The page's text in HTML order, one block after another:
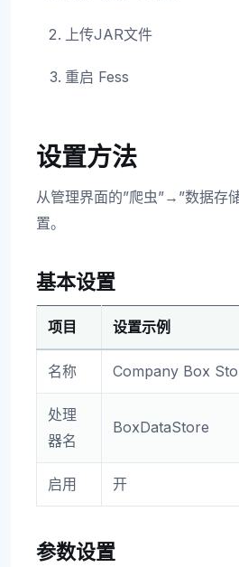
上传JAR文件
重启 Fess
设置方法
从管理界面的”爬虫”→”数据存
置。
基本设置
项目 设置示例
名称 Company Box
处理
器名
BoxDataStore
启用 开
参数设置